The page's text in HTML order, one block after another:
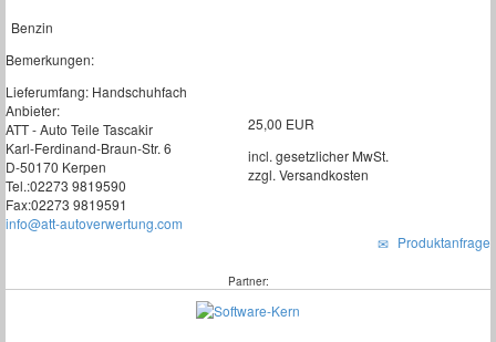
Benzin
Bemerkungen:
Lieferumfang: Handschuhfach
Anbieter:
ATT - Auto Teile Tascakir
Karl-Ferdinand-Braun-Str. 6
D-50170 Kerpen
Tel.:02273 9819590
Fax:02273 9819591
info@att-autoverwertung.com
25,00 EUR
incl. gesetzlicher MwSt.
zzgl. Versandkosten
Produktanfrage
Partner: